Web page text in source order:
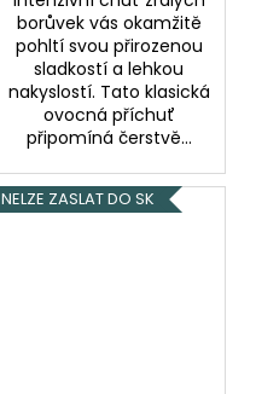
borůvek vás okamžitě
pohltí svou přirozenou
sladkostí a lehkou
nakyslostí. Tato klasická
ovocná příchuť
připomíná čerstvě...
NELZE ZASLAT DO SK